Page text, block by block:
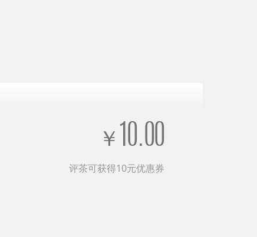
￥ 10.00
评茶可获得10元优惠券